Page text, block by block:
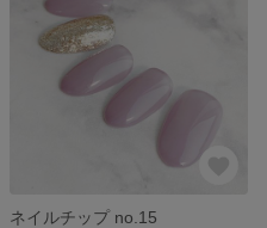
ネイルチップ no.15